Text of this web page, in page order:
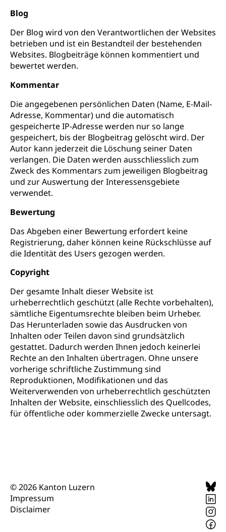
Blog
Der Blog wird von den Verantwortlichen der Websites
betrieben und ist ein Bestandteil der bestehenden
Websites. Blogbeiträge können kommentiert und
bewertet werden.
Kommentar
Die angegebenen persönlichen Daten (Name, E-Mail-
Adresse, Kommentar) und die automatisch
gespeicherte IP-Adresse werden nur so lange
gespeichert, bis der Blogbeitrag gelöscht wird. Der
Autor kann jederzeit die Löschung seiner Daten
verlangen. Die Daten werden ausschliesslich zum
Zweck des Kommentars zum jeweiligen Blogbeitrag
und zur Auswertung der Interessensgebiete
verwendet.
Bewertung
Das Abgeben einer Bewertung erfordert keine
Registrierung, daher können keine Rückschlüsse auf
die Identität des Users gezogen werden.
Copyright
Der gesamte Inhalt dieser Website ist
urheberrechtlich geschützt (alle Rechte vorbehalten),
sämtliche Eigentumsrechte bleiben beim Urheber.
Das Herunterladen sowie das Ausdrucken von
Inhalten oder Teilen davon sind grundsätzlich
gestattet. Dadurch werden Ihnen jedoch keinerlei
Rechte an den Inhalten übertragen. Ohne unsere
vorherige schriftliche Zustimmung sind
Reproduktionen, Modifikationen und das
Weiterverwenden von urheberrechtlich geschützten
Inhalten der Website, einschliesslich des Quellcodes,
für öffentliche oder kommerzielle Zwecke untersagt.
© 2026 Kanton Luzern
Impressum
Disclaimer